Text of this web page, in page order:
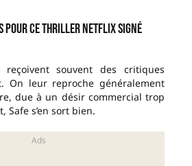
pour ce thriller Netflix signé
reçoivent souvent des critiques
On leur reproche généralement
due à un désir commercial trop
Safe s’en sort bien.